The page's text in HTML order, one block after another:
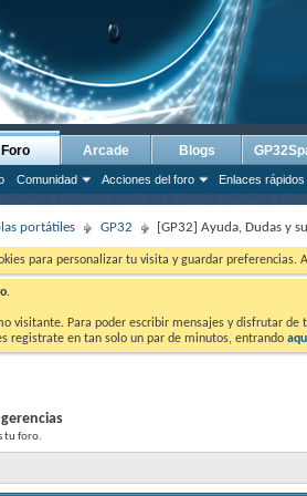
Foro
Comunidad Acciones del foro Enlaces rápidos
Arcade Blogs
portátiles GP32 [GP32] Ayuda, Dudas y
para personalizar tu visita y guardar preferencias.
.
visitante. Para poder escribir mensajes y disfrutar
registrate en tan solo un par de minutos, entrando
tu foro.